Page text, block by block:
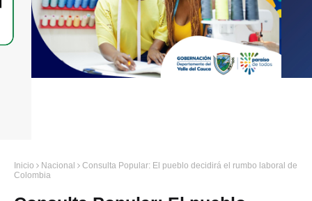
Inicio Nacional
Consulta Popular: El pueblo decidirá el rumbo laboral de
Colombia